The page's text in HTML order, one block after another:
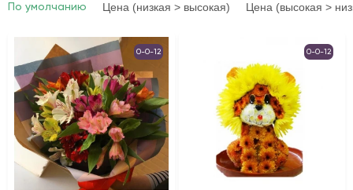
По умолчанию Цена (низкая > высокая) Цена (высокая >
0-0-12 0-0-12